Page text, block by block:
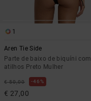
1
Aren Tie Side
Parte de baixo de biquíni com
atilhos Preto Mulher
€ 50,00 46%
€ 27,00